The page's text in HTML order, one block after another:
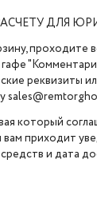
ДЛЯ
проходите
реквизиты
который
приходит
и дата